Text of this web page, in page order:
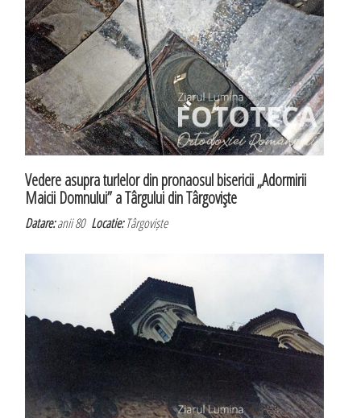
Vedere asupra turlelor din pronaosul bisericii „Adormirii
Maicii Domnului” a Târgului din Târgovişte
Datare:anii 80Locatie:Târgoviște